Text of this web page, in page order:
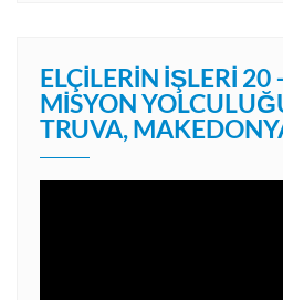
ELÇILERIN İŞLERI 20
MISYON
TRUVA,